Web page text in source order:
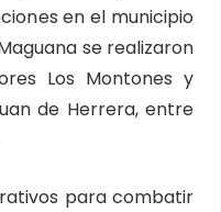
en el municipio
se realizaron
Los Montones y
de Herrera, entre
para combatir